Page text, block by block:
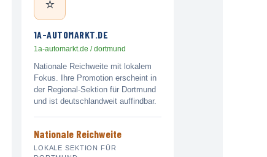
⭐
1A-AUTOMARKT.DE
1a-automarkt.de / dortmund
Nationale Reichweite mit lokalem
Fokus. Ihre Promotion erscheint in
der Regional-Sektion für Dortmund
und ist deutschlandweit auffindbar.
Nationale Reichweite
LOKALE SEKTION FÜR